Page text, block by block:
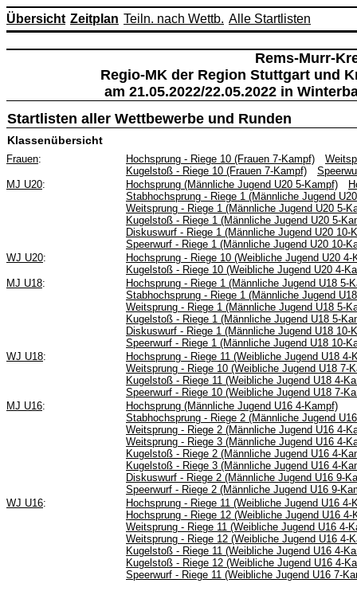
Übersicht Zeitplan Teiln. nach Wettb. Alle Startlisten
Rems-Murr-
Regio-MK der Region Stuttgart und
am 21.05.2022/22.05.2022 in
Startlisten aller Wettbewerbe und Runden
Klassenübersicht
Frauen: Hochsprung - Riege 10 (Frauen 7-Kampf)
Kugelstoß - Riege 10 (Frauen 7-Kampf)
MJ U20: Hochsprung (Männliche Jugend U20 5-Kampf)
Stabhochsprung - Riege 1 (Männliche Jugend
Weitsprung - Riege 1 (Männliche Jugend U20 5-
Kugelstoß - Riege 1 (Männliche Jugend U20 5-
Diskuswurf - Riege 1 (Männliche Jugend U20 10-
Speerwurf - Riege 1 (Männliche Jugend U20 10-
WJ U20:
Hochsprung - Riege 10 (Weibliche Jugend U20 4-
Kugelstoß - Riege 10 (Weibliche Jugend U20 4-
MJ U18:
Hochsprung - Riege 1 (Männliche Jugend U18 5-
Stabhochsprung - Riege 1 (Männliche Jugend
Weitsprung - Riege 1 (Männliche Jugend U18 5-
Kugelstoß - Riege 1 (Männliche Jugend U18 5-
Diskuswurf - Riege 1 (Männliche Jugend U18 10-
Speerwurf - Riege 1 (Männliche Jugend U18 10-
WJ U18:
Hochsprung - Riege 11 (Weibliche Jugend U18 4-
Weitsprung - Riege 10 (Weibliche Jugend U18 7-
Kugelstoß - Riege 11 (Weibliche Jugend U18 4-
Speerwurf - Riege 10 (Weibliche Jugend U18 7-
MJ U16:
Hochsprung (Männliche Jugend U16 4-Kampf)
Stabhochsprung - Riege 2 (Männliche Jugend
Weitsprung - Riege 2 (Männliche Jugend U16 4-
Weitsprung - Riege 3 (Männliche Jugend U16 4-
Kugelstoß - Riege 2 (Männliche Jugend U16 4-
Kugelstoß - Riege 3 (Männliche Jugend U16 4-
Diskuswurf - Riege 2 (Männliche Jugend U16 9-
Speerwurf - Riege 2 (Männliche Jugend U16 9-
WJ U16:
Hochsprung - Riege 11 (Weibliche Jugend U16 4-
Hochsprung - Riege 12 (Weibliche Jugend U16 4-
Weitsprung - Riege 11 (Weibliche Jugend U16 4-
Weitsprung - Riege 12 (Weibliche Jugend U16 4-
Kugelstoß - Riege 11 (Weibliche Jugend U16 4-
Kugelstoß - Riege 12 (Weibliche Jugend U16 4-
Speerwurf - Riege 11 (Weibliche Jugend U16 7-